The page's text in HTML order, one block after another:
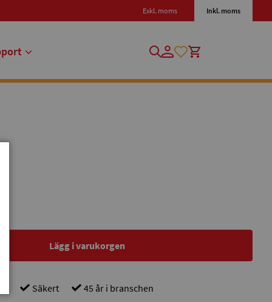
Exkl. moms Inkl. moms
Lägg i varukorgen
Säkert 45 år i branschen